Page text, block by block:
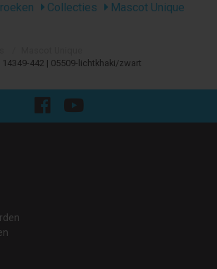
Collecties
Mascot Unique
442 | 05509-lichtkhaki/zwart